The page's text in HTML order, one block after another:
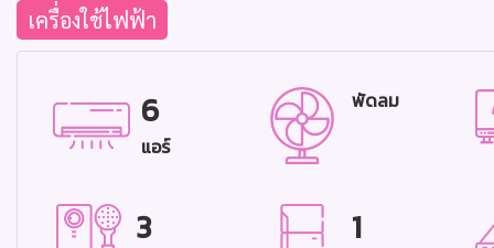
เครื่องใช้ไฟฟ้า
6
แอร์
พัดลม
3 1